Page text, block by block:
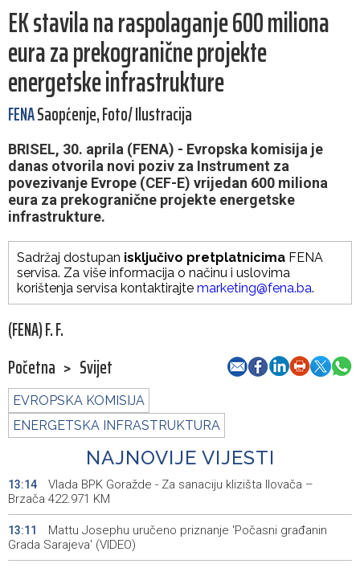
EK stavila na raspolaganje 600 miliona
eura za prekogranične projekte
energetske infrastrukture
FENASaopćenje, Foto/ Ilustracija
BRISEL, 30. aprila (FENA) - Evropska komisija je
danas otvorila novi poziv za Instrument za
povezivanje Evrope (CEF-E) vrijedan 600 miliona
eura za prekogranične projekte energetske
infrastrukture.
Sadržaj dostupan isključivo pretplatnicima FENA
servisa. Za više informacija o načinu i uslovima
korištenja servisa kontaktirajte marketing@fena.ba.
(FENA) F. F.
Početna > Svijet
EVROPSKA KOMISIJA
ENERGETSKA INFRASTRUKTURA
NAJNOVIJE VIJESTI
13:14
Vlada BPK Goražde - Za sanaciju klizišta Ilovača –
Brzača 422.971 KM
13:11
Mattu Josephu uručeno priznanje 'Počasni građanin
Grada Sarajeva' (VIDEO)